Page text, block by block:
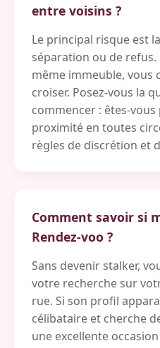
entre voisins ?
Le principal risque est
séparation ou de refus.
même immeuble, vous
croiser. Posez-vous la
commencer : êtes-
proximité en toutes
règles de discrétion et
Comment savoir si
Rendez-voo ?
Sans devenir stalker,
votre recherche sur
rue. Si son profil
célibataire et cherche
une excellente